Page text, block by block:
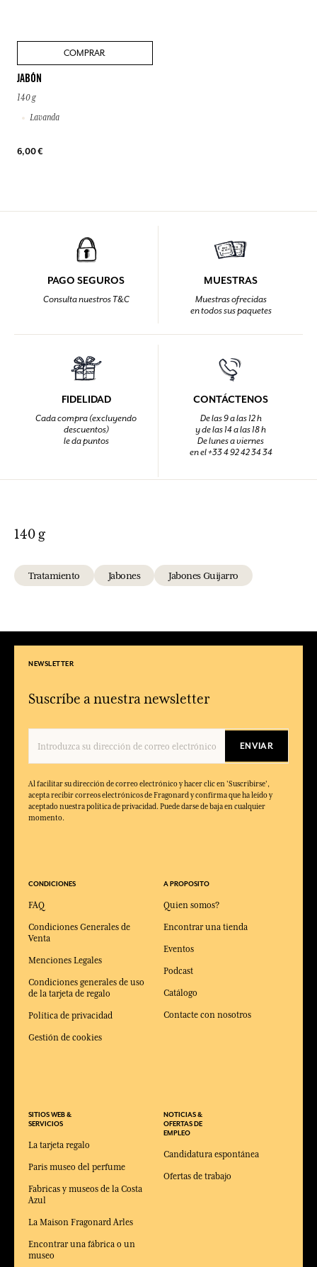
COMPRAR
JABÓN
140 g
Lavanda
6,00 €
PAGO SEGUROS
Consulta nuestros T&C
MUESTRAS
Muestras ofrecidas
en todos sus paquetes
FIDELIDAD
Cada compra (excluyendo
descuentos)
le da puntos
CONTÁCTENOS
De las 9 a las 12 h
y de las 14 a las 18 h
De lunes a viernes
en el +33 4 92 42 34 34
140 g
Tratamiento Jabones Jabones Guijarro
NEWSLETTER
Suscríbe a nuestra newsletter
ENVIAR
Al facilitar su dirección de correo electrónico y hacer clic en 'Suscribirse',
acepta recibir correos electrónicos de Fragonard y confirma que ha leído y
aceptado nuestra política de privacidad. Puede darse de baja en cualquier
momento.
CONDICIONES
FAQ
Condiciones Generales de
Venta
Menciones Legales
Condiciones generales de uso
de la tarjeta de regalo
Política de privacidad
Gestión de cookies
SITIOS WEB &
SERVICIOS
La tarjeta regalo
Paris museo del perfume
Fabricas y museos de la Costa
Azul
La Maison Fragonard Arles
Encontrar una fábrica o un
museo
A PROPOSITO
Quien somos?
Encontrar una tienda
Eventos
Podcast
Catálogo
Contacte con nosotros
NOTICIAS &
OFERTAS DE
EMPLEO
Candidatura espontánea
Ofertas de trabajo